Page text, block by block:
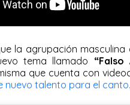
la agrupación masculina
tema llamado “Falso
que cuenta con
nuevo talento para el canto.